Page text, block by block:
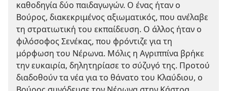
καθοδηγία δύο παιδαγωγών. Ο ένας ήταν ο
Βούρος, διακεκριμένος αξιωματικός, που ανέλαβε
τη στρατιωτική του εκπαίδευση. Ο άλλος ήταν ο
φιλόσοφος Σενέκας, που φρόντιζε για τη
μόρφωση του Νέρωνα. Μόλις η Αγριππίνα βρήκε
την ευκαιρία, δηλητηρίασε το σύζυγό της. Προτού
διαδοθούν τα νέα για το θάνατο του Κλαύδιου, ο